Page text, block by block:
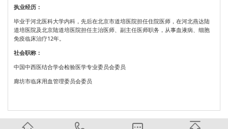
执业经历：
毕业于河北医科大学内科，先后在北京市道培医院担任住院医师，在河北燕达陆
道培医院及北京陆道培医院担任主治医师、副主任医师职务，从事血液病、细胞
免疫临床治疗12年。
社会职称：
中国中西医结合学会检验医学专业委员会委员
廊坊市临床用血管理委员会委员